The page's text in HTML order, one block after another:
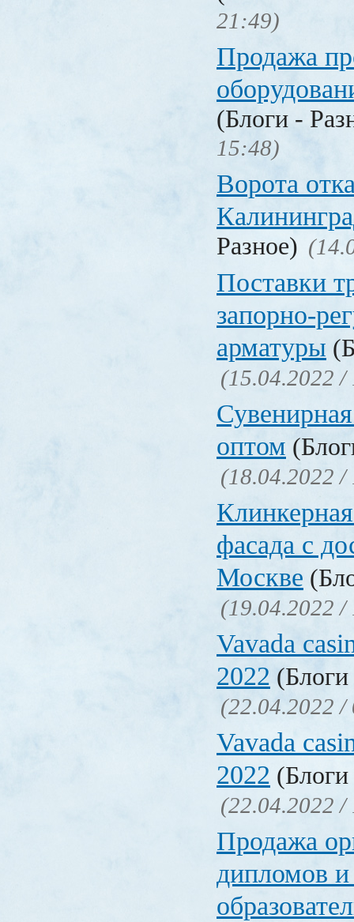
21:49)
Продажа
(Блоги -
15:48)
Ворота
Разное)
Поставки
запорно-
арматуры
(15.04.2022 /
оптом
(18.04.2022 /
фасада с
Москве
(19.04.2022 /
Vavada
2022
(22.04.2022 /
Vavada
2022
(22.04.2022 /
Продажа
дипломов и